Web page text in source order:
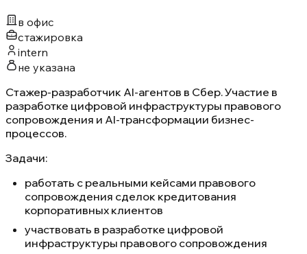
в офис
стажировка
intern
не указана
Стажер-разработчик AI-агентов в Сбер. Участие в
разработке цифровой инфраструктуры правового
сопровождения и AI-трансформации бизнес-
процессов.
Задачи:
работать с реальными кейсами правового
сопровождения сделок кредитования
корпоративных клиентов
участвовать в разработке цифровой
инфраструктуры правового сопровождения